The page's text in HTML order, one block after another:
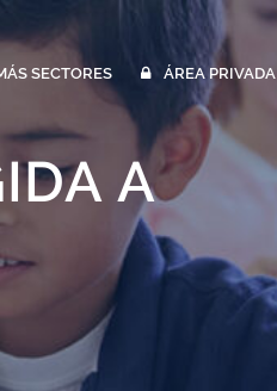
SECTORES ÁREA PRIVADA
A